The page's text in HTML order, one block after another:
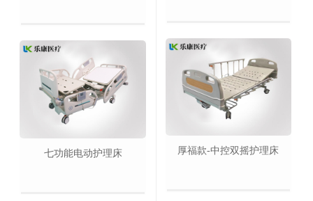
七功能电动护理床 厚福款-中控双摇护理床